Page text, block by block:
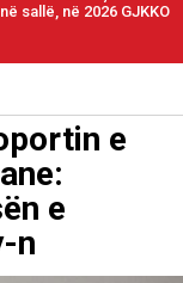
sallë, në 2026 GJKKO
e
e
n